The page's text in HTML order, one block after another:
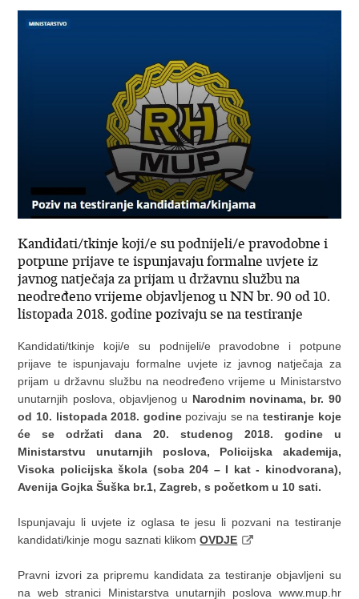
Kandidati/tkinje koji/e su podnijeli/e pravodobne i
potpune prijave te ispunjavaju formalne uvjete iz
javnog natječaja za prijam u državnu službu na
neodređeno vrijeme objavljenog u NN br. 90 od 10.
listopada 2018. godine pozivaju se na testiranje
Kandidati/tkinje koji/e su podnijeli/e pravodobne i potpune
prijave te ispunjavaju formalne uvjete iz javnog natječaja za
prijam u državnu službu na neodređeno vrijeme u Ministarstvo
unutarnjih poslova, objavljenog u Narodnim novinama, br. 90
od 10. listopada 2018. godinepozivaju se natestiranje koje
će se održati dana 20. studenog 2018. godine u
Ministarstvu unutarnjih poslova, Policijska akademija,
Visoka policijska škola (soba 204 – I kat - kinodvorana),
Avenija Gojka Šuška br.1, Zagreb, s početkom u 10 sati.
Ispunjavaju li uvjete iz oglasa te jesu li pozvani na testiranje
kandidati/kinje mogu saznati klikomOVDJE
Pravni izvori za pripremu kandidata za testiranje objavljeni su
na web stranici Ministarstva unutarnjih poslova www.mup.hr